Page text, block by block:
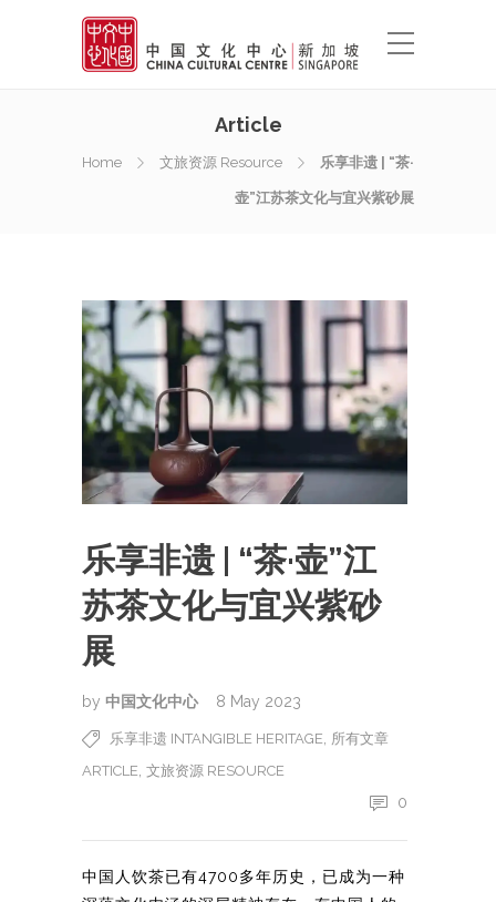
Article
Home 文旅资源 Resource 乐享非遗 | “茶·
壶”江苏茶文化与宜兴紫砂展
乐享非遗 | “茶·壶”江
苏茶文化与宜兴紫砂
展
by 中国文化中心 8 May 2023
乐享非遗 INTANGIBLE HERITAGE 所有文章
ARTICLE 文旅资源 RESOURCE
0
中国人饮茶已有4700多年历史，已成为一种